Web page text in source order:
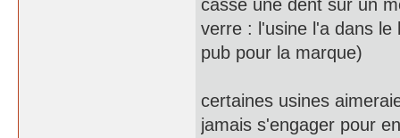
casse une dent sur un
verre : l'usine l'a dans
pub pour la marque)
certaines usines
jamais s'engager pour